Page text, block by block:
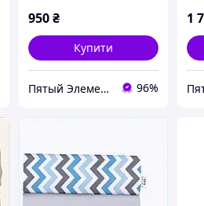
950₴
Купити
Пятый Элемент - всё, что вам нужно 96%
1